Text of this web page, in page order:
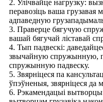
2. Улічвайце нагрузку:
перавозіць ваша
адпаведную
3. Праверце бягучую
вашай бягучай ліставай
4. Тып падвескі:
звычайную спружынную,
спружынную падвеску.
5. Звярніцеся па
ўпэўненыя, звярніцеся да
6. Рэкамендацыі